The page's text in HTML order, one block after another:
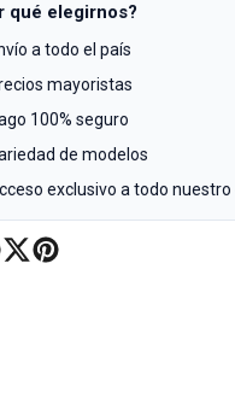
qué elegirnos?
a todo el país
mayoristas
100% seguro
de modelos
exclusivo a todo